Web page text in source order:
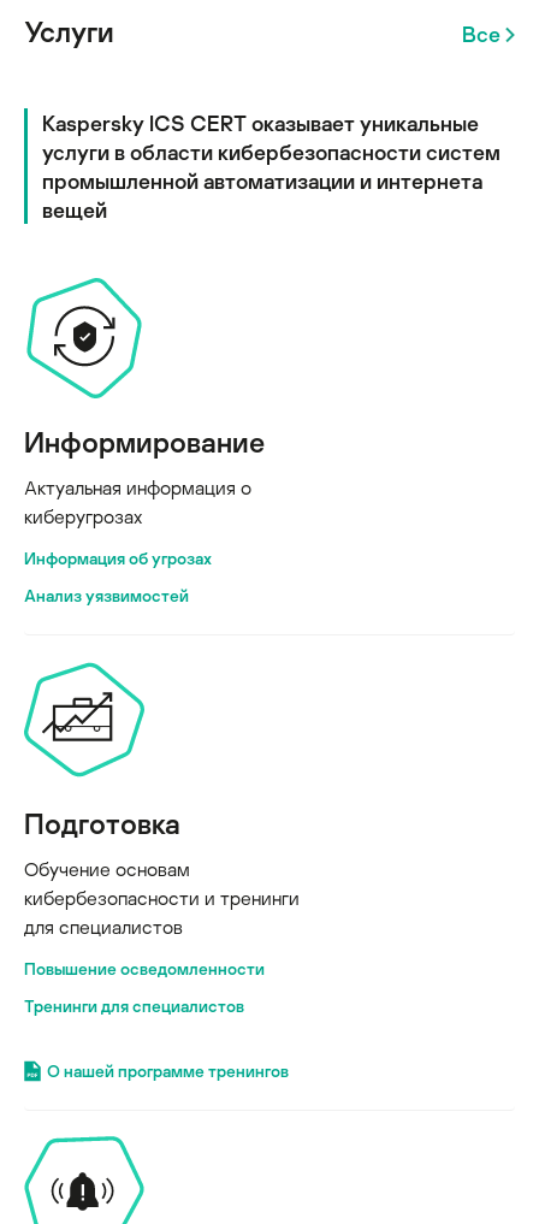
Услуги Все
Kaspersky ICS CERT оказывает уникальные
услуги в области кибербезопасности систем
промышленной автоматизации и интернета
вещей
Информирование
Актуальная информация о
киберугрозах
Информация об угрозах
Анализ уязвимостей
Подготовка
Обучение основам
кибербезопасности и тренинги
для специалистов
Повышение осведомленности
Тренинги для специалистов
О нашей программе тренингов